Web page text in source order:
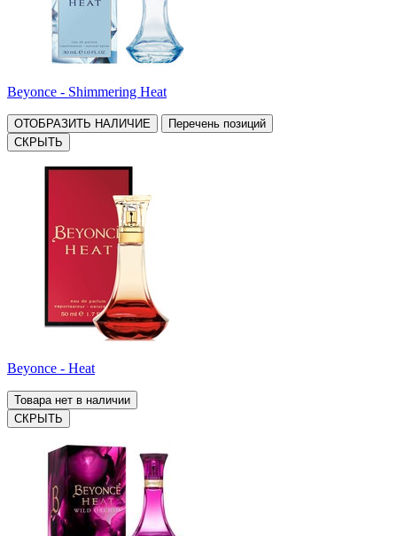
Beyonce - Shimmering Heat
ОТОБРАЗИТЬ НАЛИЧИЕ
Перечень позиций
СКРЫТЬ
Beyonce - Heat
Товара нет в наличии
СКРЫТЬ